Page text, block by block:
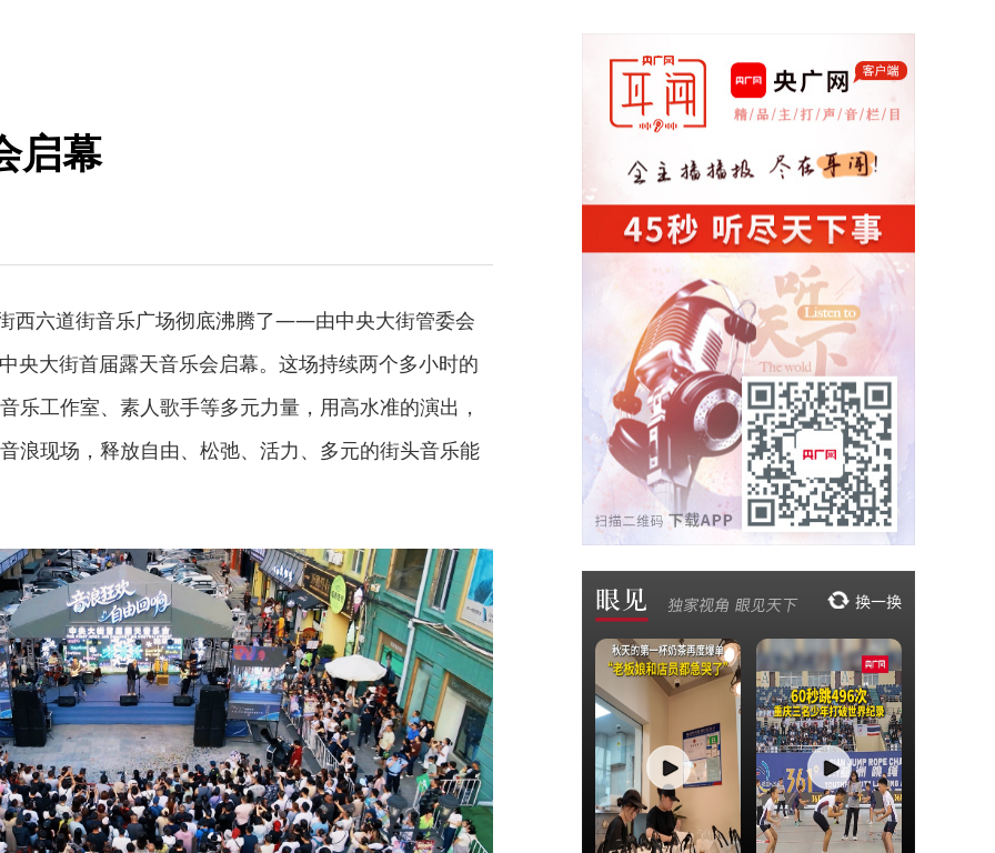
启幕
西六道街音乐广场彻底沸腾了——由中央大街管委会
央大街首届露天音乐会启幕。这场持续两个多小时的
乐工作室、素人歌手等多元力量，用高水准的演出，
浪现场，释放自由、松弛、活力、多元的街头音乐能